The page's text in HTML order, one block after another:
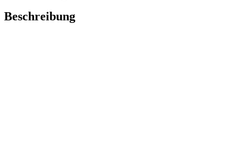
Beschreibung